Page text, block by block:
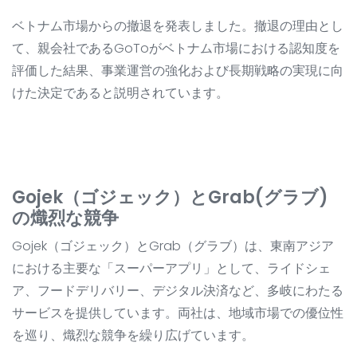
ベトナム市場からの撤退を発表しました。撤退の理由とし
て、親会社であるGoToがベトナム市場における認知度を
評価した結果、事業運営の強化および長期戦略の実現に向
けた決定であると説明されています。
Gojek（ゴジェック）とGrab(グラブ)
の熾烈な競争
Gojek（ゴジェック）とGrab（グラブ）は、東南アジア
における主要な「スーパーアプリ」として、ライドシェ
ア、フードデリバリー、デジタル決済など、多岐にわたる
サービスを提供しています。両社は、地域市場での優位性
を巡り、熾烈な競争を繰り広げています。